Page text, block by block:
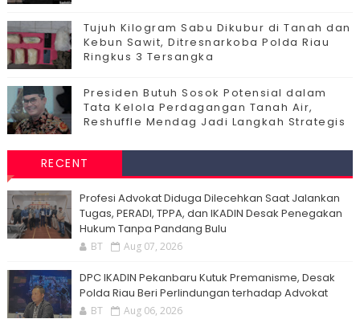
Tujuh Kilogram Sabu Dikubur di Tanah dan
Kebun Sawit, Ditresnarkoba Polda Riau
Ringkus 3 Tersangka
Presiden Butuh Sosok Potensial dalam
Tata Kelola Perdagangan Tanah Air,
Reshuffle Mendag Jadi Langkah Strategis
RECENT
Profesi Advokat Diduga Dilecehkan Saat Jalankan
Tugas, PERADI, TPPA, dan IKADIN Desak Penegakan
Hukum Tanpa Pandang Bulu
BT Aug 07, 2026
DPC IKADIN Pekanbaru Kutuk Premanisme, Desak
Polda Riau Beri Perlindungan terhadap Advokat
BT Aug 06, 2026